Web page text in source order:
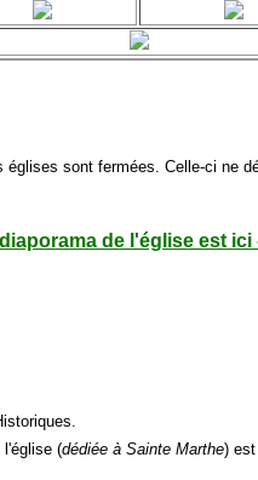
sont fermées. Celle-ci ne
de l'église est ici
l'église (dédiée à Sainte Marthe)